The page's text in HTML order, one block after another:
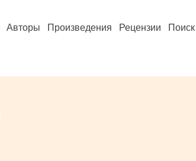
Авторы Произведения Рецензии Поиск